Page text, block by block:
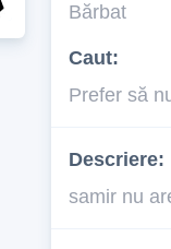
Bărbat
Caut:
Prefer să
Descriere:
samir nu